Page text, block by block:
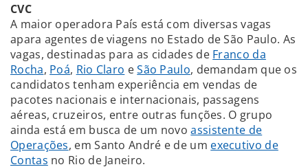
CVC
A maior operadora País está com diversas vagas
apara agentes de viagens no Estado de São Paulo. As
vagas, destinadas para as cidades de Franco da
Rocha, Poá, Rio Claro eSão Paulo, demandam que os
candidatos tenham experiência em vendas de
pacotes nacionais e internacionais, passagens
aéreas, cruzeiros, entre outras funções. O grupo
ainda está em busca de um novoassistente de
Operações, em Santo André e de um executivo de
Contas no Rio de Janeiro.